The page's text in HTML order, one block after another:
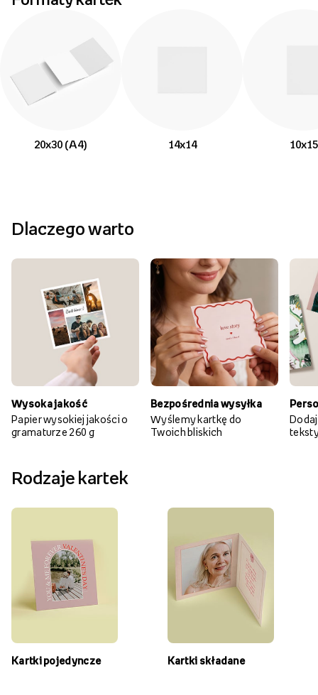
20x30 (A4) 14x14 10x15
Dlaczego warto
Wysoka jakość
Papier wysokiej jakości o
gramaturze 260 g
Bezpośrednia wysyłka
Wyślemy kartkę do
Twoich bliskich
Rodzaje kartek
Kartki pojedyncze Kartki składane